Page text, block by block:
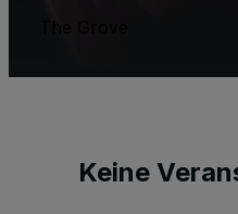
Keine